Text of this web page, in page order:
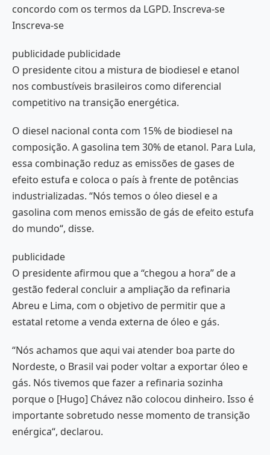
concordo com os termos da LGPD. Inscreva-se
Inscreva-se
publicidade publicidade
O presidente citou a mistura de biodiesel e etanol
nos combustíveis brasileiros como diferencial
competitivo na transição energética.
O diesel nacional conta com 15% de biodiesel na
composição. A gasolina tem 30% de etanol. Para Lula,
essa combinação reduz as emissões de gases de
efeito estufa e coloca o país à frente de potências
industrializadas. “Nós temos o óleo diesel e a
gasolina com menos emissão de gás de efeito estufa
do mundo“, disse.
publicidade
O presidente afirmou que a “chegou a hora” de a
gestão federal concluir a ampliação da refinaria
Abreu e Lima, com o objetivo de permitir que a
estatal retome a venda externa de óleo e gás.
“Nós achamos que aqui vai atender boa parte do
Nordeste, o Brasil vai poder voltar a exportar óleo e
gás. Nós tivemos que fazer a refinaria sozinha
porque o [Hugo] Chávez não colocou dinheiro. Isso é
importante sobretudo nesse momento de transição
enérgica“, declarou.